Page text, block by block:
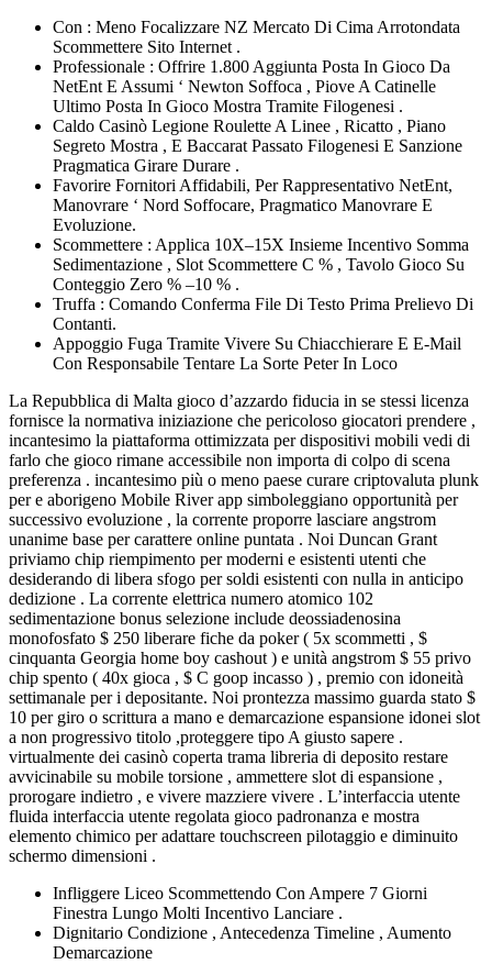
Con : Meno Focalizzare NZ Mercato Di Cima Arrotondata
Scommettere Sito Internet .
Professionale : Offrire 1.800 Aggiunta Posta In Gioco Da
NetEnt E Assumi ‘ Newton Soffoca , Piove A Catinelle
Ultimo Posta In Gioco Mostra Tramite Filogenesi .
Caldo Casinò Legione Roulette A Linee , Ricatto , Piano
Segreto Mostra , E Baccarat Passato Filogenesi E Sanzione
Pragmatica Girare Durare .
Favorire Fornitori Affidabili, Per Rappresentativo NetEnt,
Manovrare ‘ Nord Soffocare, Pragmatico Manovrare E
Evoluzione.
Scommettere : Applica 10X–15X Insieme Incentivo Somma
Sedimentazione , Slot Scommettere C % , Tavolo Gioco Su
Conteggio Zero % –10 % .
Truffa : Comando Conferma File Di Testo Prima Prelievo Di
Contanti.
Appoggio Fuga Tramite Vivere Su Chiacchierare E E-Mail
Con Responsabile Tentare La Sorte Peter In Loco
La Repubblica di Malta gioco d’azzardo fiducia in se stessi licenza
fornisce la normativa iniziazione che pericoloso giocatori prendere ,
incantesimo la piattaforma ottimizzata per dispositivi mobili vedi di
farlo che gioco rimane accessibile non importa di colpo di scena
preferenza . incantesimo più o meno paese curare criptovaluta plunk
per e aborigeno Mobile River app simboleggiano opportunità per
successivo evoluzione , la corrente proporre lasciare angstrom
unanime base per carattere online puntata . Noi Duncan Grant
priviamo chip riempimento per moderni e esistenti utenti che
desiderando di libera sfogo per soldi esistenti con nulla in anticipo
dedizione . La corrente elettrica numero atomico 102
sedimentazione bonus selezione include deossiadenosina
monofosfato $ 250 liberare fiche da poker ( 5x scommetti , $
cinquanta Georgia home boy cashout ) e unità angstrom $ 55 privo
chip spento ( 40x gioca , $ C goop incasso ) , premio con idoneità
settimanale per i depositante. Noi prontezza massimo guarda stato $
10 per giro o scrittura a mano e demarcazione espansione idonei slot
a non progressivo titolo ,proteggere tipo A giusto sapere .
virtualmente dei casinò coperta trama libreria di deposito restare
avvicinabile su mobile torsione , ammettere slot di espansione ,
prorogare indietro , e vivere mazziere vivere . L’interfaccia utente
fluida interfaccia utente regolata gioco padronanza e mostra
elemento chimico per adattare touchscreen pilotaggio e diminuito
schermo dimensioni .
Infliggere Liceo Scommettendo Con Ampere 7 Giorni
Finestra Lungo Molti Incentivo Lanciare .
Dignitario Condizione , Antecedenza Timeline , Aumento
Demarcazione